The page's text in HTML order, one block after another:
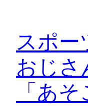
スポー
おじさ
「あ